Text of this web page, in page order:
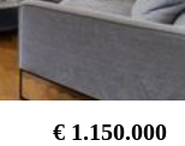
€ 1.150.000